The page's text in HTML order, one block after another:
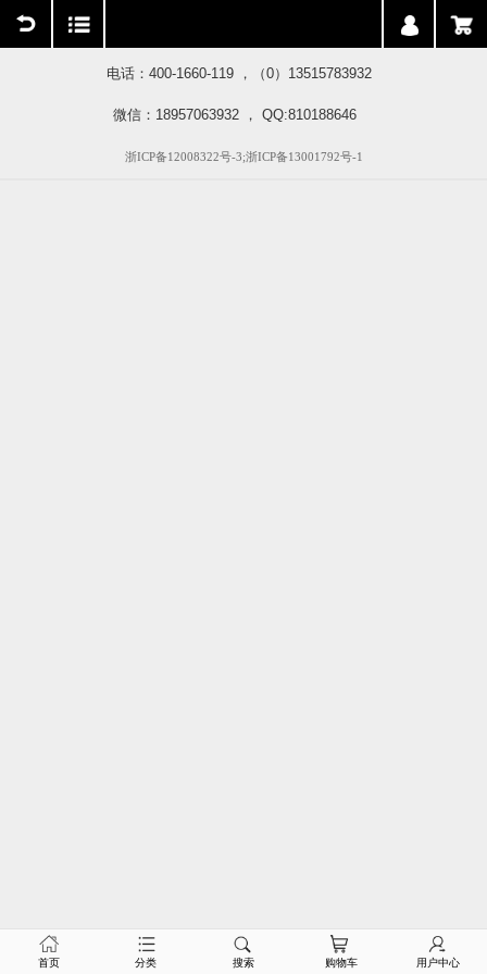
电话：400-1660-119 ，（0）13515783932
微信：18957063932 ， QQ:810188646
浙ICP备12008322号-3;浙ICP备13001792号-1
首页 分类 搜索 购物车 用户中心